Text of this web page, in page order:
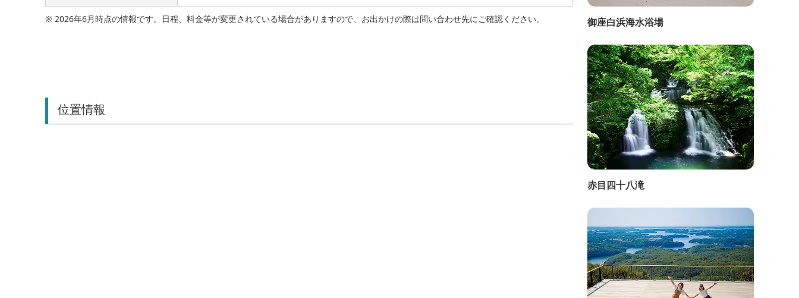
※ 2026年6月時点の情報です。日程、料金等が変更されている場合がありますので、お出かけの際は問い合わせ先にご確認ください。
位置情報
御座白浜海水浴場
赤目四十八滝